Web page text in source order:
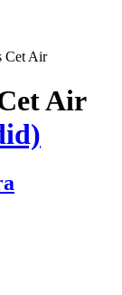
Cet Air
Air